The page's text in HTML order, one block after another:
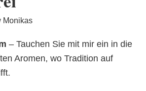
Monikas
– Tauchen Sie mit mir ein in die
Aromen, wo Tradition auf